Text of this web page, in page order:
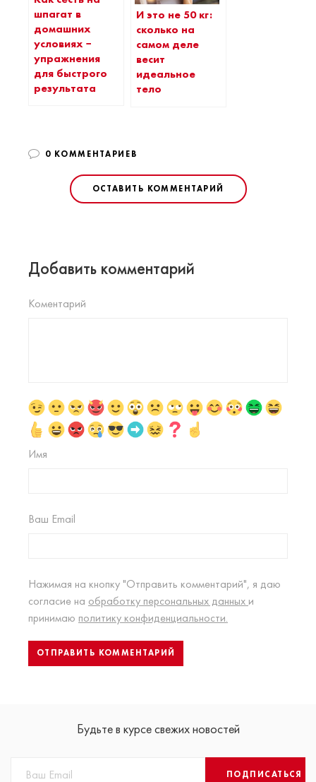
шпагат в
домашних
условиях −
упражнения
для быстрого
результата
И это не 50 кг:
сколько на
самом деле
весит
идеальное
тело
0 КОММЕНТАРИЕВ
ОСТАВИТЬ КОММЕНТАРИЙ
Добавить комментарий
Коментарий
Имя
Ваш Email
Нажимая на кнопку "Отправить комментарий", я даю
согласие на обработку персональных данных и
принимаю политику конфиденциальности.
Будьте в курсе свежих новостей
ПОДПИСАТЬСЯ